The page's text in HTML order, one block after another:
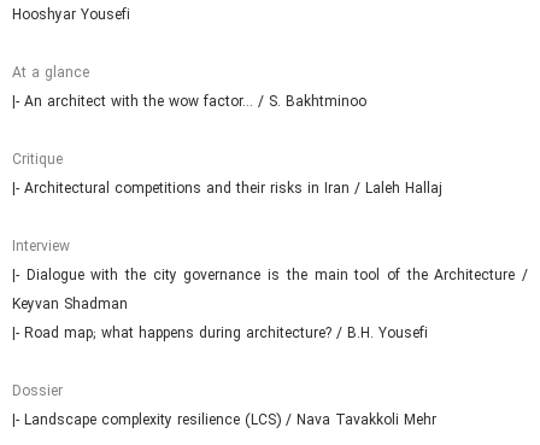
Hooshyar Yousefi
At a glance
|- An architect with the wow factor… / S. Bakhtminoo
Critique
|- Architectural competitions and their risks in Iran / Laleh Hallaj
Interview
|- Dialogue with the city governance is the main tool of the Architecture /
Keyvan Shadman
|- Road map; what happens during architecture? / B.H. Yousefi
Dossier
|- Landscape complexity resilience (LCS) / Nava Tavakkoli Mehr